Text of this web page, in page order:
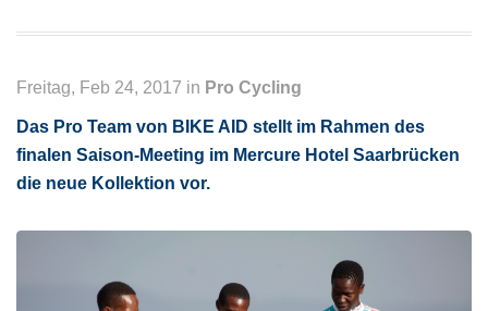
Freitag, Feb 24, 2017 in Pro Cycling
Das Pro Team von BIKE AID stellt im Rahmen des
finalen Saison-Meeting im Mercure Hotel Saarbrücken
die neue Kollektion vor.